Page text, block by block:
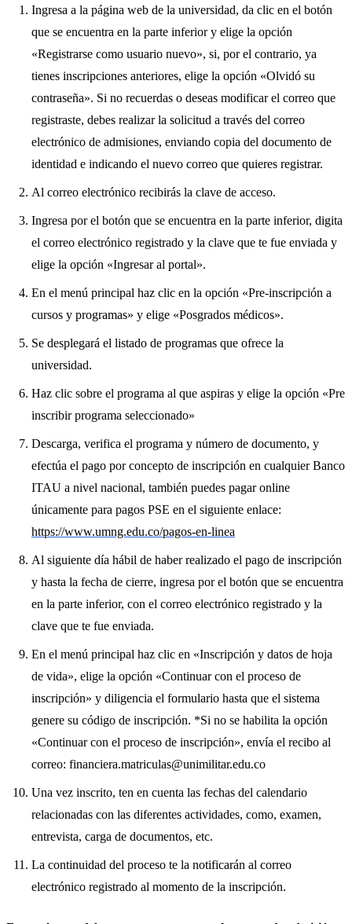
Ingresa a la página web de la universidad, da clic en el botón
que se encuentra en la parte inferior y elige la opción
«Registrarse como usuario nuevo», si, por el contrario, ya
tienes inscripciones anteriores, elige la opción «Olvidó su
contraseña». Si no recuerdas o deseas modificar el correo que
registraste, debes realizar la solicitud a través del correo
electrónico de admisiones, enviando copia del documento de
identidad e indicando el nuevo correo que quieres registrar.
Al correo electrónico recibirás la clave de acceso.
Ingresa por el botón que se encuentra en la parte inferior, digita
el correo electrónico registrado y la clave que te fue enviada y
elige la opción «Ingresar al portal».
En el menú principal haz clic en la opción «Pre-inscripción a
cursos y programas» y elige «Posgrados médicos».
Se desplegará el listado de programas que ofrece la
universidad.
Haz clic sobre el programa al que aspiras y elige la opción «Pre
inscribir programa seleccionado»
Descarga, verifica el programa y número de documento, y
efectúa el pago por concepto de inscripción en cualquier Banco
ITAU a nivel nacional, también puedes pagar online
únicamente para pagos PSE en el siguiente enlace:
https://www.umng.edu.co/pagos-en-linea
Al siguiente día hábil de haber realizado el pago de inscripción
y hasta la fecha de cierre, ingresa por el botón que se encuentra
en la parte inferior, con el correo electrónico registrado y la
clave que te fue enviada.
En el menú principal haz clic en «Inscripción y datos de hoja
de vida», elige la opción «Continuar con el proceso de
inscripción» y diligencia el formulario hasta que el sistema
genere su código de inscripción. *Si no se habilita la opción
«Continuar con el proceso de inscripción», envía el recibo al
correo: financiera.matriculas@unimilitar.edu.co
Una vez inscrito, ten en cuenta las fechas del calendario
relacionadas con las diferentes actividades, como, examen,
entrevista, carga de documentos, etc.
La continuidad del proceso te la notificarán al correo
electrónico registrado al momento de la inscripción.